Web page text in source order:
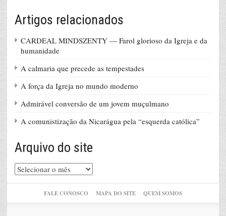
Artigos relacionados
CARDEAL MINDSZENTY — Farol glorioso da Igreja e da
humanidade
A calmaria que precede as tempestades
A força da Igreja no mundo moderno
Admirável conversão de um jovem muçulmano
A comunistização da Nicarágua pela “esquerda católica”
Arquivo do site
Arquivo
do
FALE CONOSCO MAPA DO SITE QUEM SOMOS